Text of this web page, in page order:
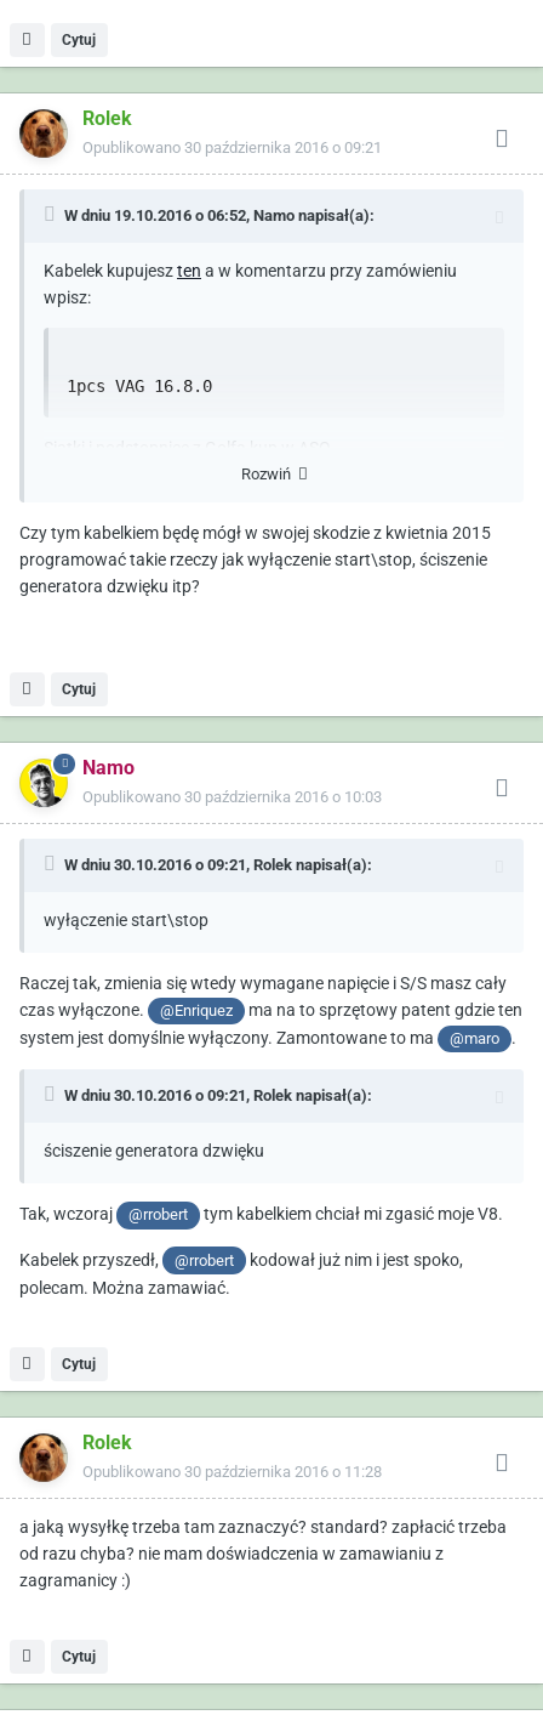
Cytuj
Rolek
Opublikowano 30 października 2016 o 09:21
W dniu 19.10.2016 o 06:52, Namo napisał(a):
Kabelek kupujeszten a w komentarzu przy zamówieniu
wpisz:
1pcs VAG 16.8.0
Rozwiń
Czy tym kabelkiem będę mógł w swojej skodzie z kwietnia 2015
programować takie rzeczy jak wyłączenie start\stop, ściszenie
generatora dzwięku itp?
Cytuj
Namo
Opublikowano 30 października 2016 o 10:03
W dniu 30.10.2016 o 09:21, Rolek napisał(a):
wyłączenie start\stop
Raczej tak, zmienia się wtedy wymagane napięcie i S/S masz cały
czas wyłączone.
@Enriquez
ma na to sprzętowy patent gdzie ten
system jest domyślnie wyłączony. Zamontowane to ma
@maro .
W dniu 30.10.2016 o 09:21, Rolek napisał(a):
ściszenie generatora dzwięku
Tak, wczoraj @rrobert tym kabelkiem chciał mi zgasić moje V8.
Kabelek przyszedł, @rrobert
kodował już nim i jest spoko,
polecam. Można zamawiać.
Cytuj
Rolek
Opublikowano 30 października 2016 o 11:28
a jaką wysyłkę trzeba tam zaznaczyć? standard? zapłacić trzeba
od razu chyba? nie mam doświadczenia w zamawianiu z
zagramanicy :)
Cytuj